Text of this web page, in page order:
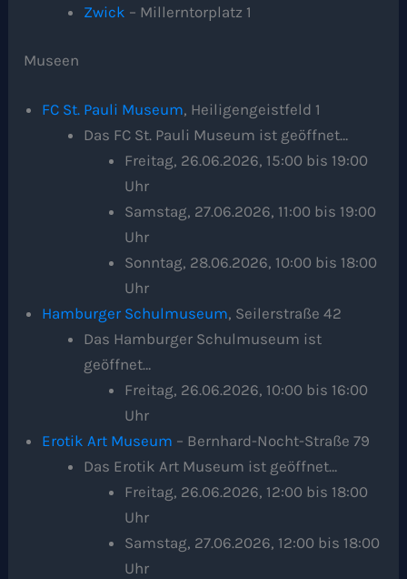
Zwick – Millerntorplatz 1
Museen
FC St. Pauli Museum, Heiligengeistfeld 1
Das FC St. Pauli Museum ist geöffnet…
Freitag, 26.06.2026, 15:00 bis 19:00
Uhr
Samstag, 27.06.2026, 11:00 bis 19:00
Uhr
Sonntag, 28.06.2026, 10:00 bis 18:00
Uhr
Hamburger Schulmuseum, Seilerstraße 42
Das Hamburger Schulmuseum ist
geöffnet…
Freitag, 26.06.2026, 10:00 bis 16:00
Uhr
Erotik Art Museum – Bernhard-Nocht-Straße 79
Das Erotik Art Museum ist geöffnet…
Freitag, 26.06.2026, 12:00 bis 18:00
Uhr
Samstag, 27.06.2026, 12:00 bis 18:00
Uhr